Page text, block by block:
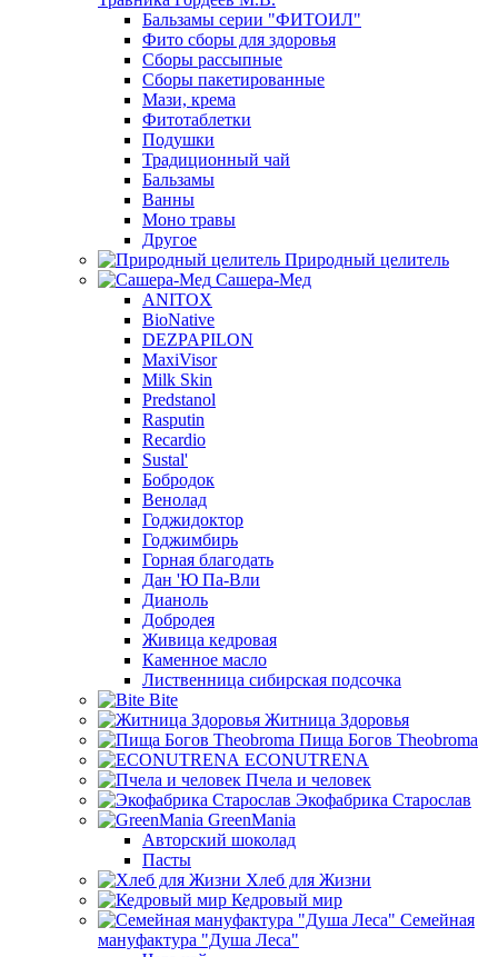
Бальзамы серии "ФИТОИЛ"
Фито сборы для здоровья
Сборы рассыпные
Сборы пакетированные
Мази, крема
Фитотаблетки
Подушки
Традиционный чай
Бальзамы
Ванны
Моно травы
Другое
Природный целитель
Сашера-Мед
ANITOX
BioNative
DEZPAPILON
MaxiVisor
Milk Skin
Predstanol
Rasputin
Recardio
Sustal'
Бобродок
Венолад
Годжидоктор
Годжимбирь
Горная благодать
Дан 'Ю Па-Вли
Дианоль
Добродея
Живица кедровая
Каменное масло
Лиственница сибирская подсочка
Bite
Житница Здоровья
Пища Богов Theobroma
ECONUTRENA
Пчела и человек
Экофабрика Старослав
GreenMania
Авторский шоколад
Пасты
Хлеб для Жизни
Кедровый мир
Семейная
мануфактура "Душа Леса"